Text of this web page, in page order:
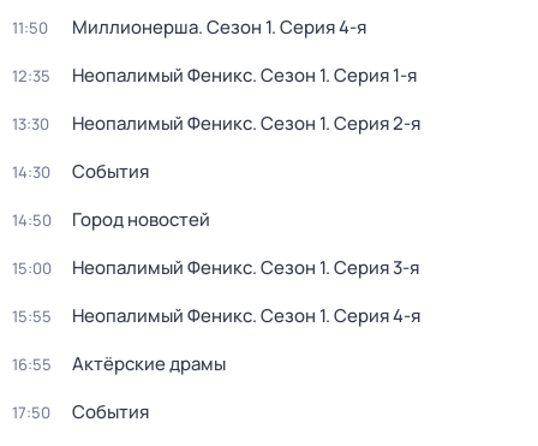
11:50 Миллионерша. Сезон 1. Серия 4-я
12:35 Неопалимый Феникс. Сезон 1. Серия 1-я
13:30 Неопалимый Феникс. Сезон 1. Серия 2-я
14:30 События
14:50 Город новостей
15:00 Неопалимый Феникс. Сезон 1. Серия 3-я
15:55 Неопалимый Феникс. Сезон 1. Серия 4-я
16:55 Актёрские драмы
17:50 События